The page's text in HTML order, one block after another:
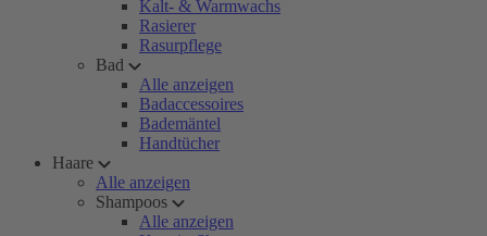
Kalt- & Warmwachs
Rasierer
Rasurpflege
Bad
Alle anzeigen
Badaccessoires
Bademäntel
Handtücher
Haare
Alle anzeigen
Shampoos
Alle anzeigen